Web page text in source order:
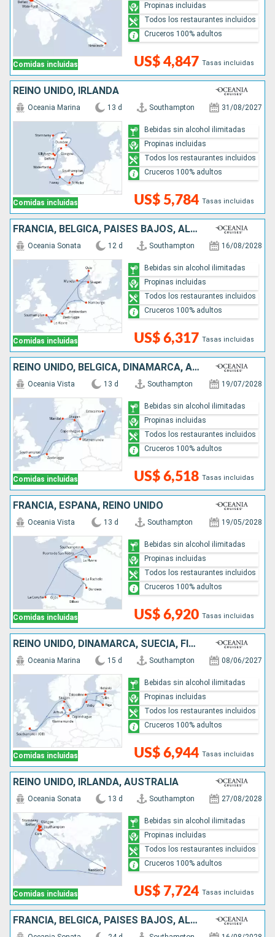
Comidas incluidas US$ 4,847 Tasas incluidas
Propinas incluidas
Todos los restaurantes incluidos
Cruceros 100% adultos
REINO UNIDO, IRLANDA
Comidas incluidas
Oceania Marina 13 d Southampton 31/08/2027
US$ 5,784 Tasas incluidas
Bebidas sin alcohol ilimitadas
Propinas incluidas
Todos los restaurantes incluidos
Cruceros 100% adultos
FRANCIA, BÉLGICA, PAISES BAJOS, ALEMANIA, NORUEGA, DINAMARCA, REINO UNIDO
Comidas incluidas
Oceania Sonata 12 d Southampton 16/08/2028
US$ 6,317 Tasas incluidas
Bebidas sin alcohol ilimitadas
Propinas incluidas
Todos los restaurantes incluidos
Cruceros 100% adultos
REINO UNIDO, BÉLGICA, DINAMARCA, ALEMANIA, SUECIA, NORUEGA
Comidas incluidas
Oceania Vista 13 d Southampton 19/07/2028
US$ 6,518 Tasas incluidas
Bebidas sin alcohol ilimitadas
Propinas incluidas
Todos los restaurantes incluidos
Cruceros 100% adultos
FRANCIA, ESPAÑA, REINO UNIDO
Comidas incluidas
Oceania Vista 13 d Southampton 19/05/2028
US$ 6,920 Tasas incluidas
Bebidas sin alcohol ilimitadas
Propinas incluidas
Todos los restaurantes incluidos
Cruceros 100% adultos
REINO UNIDO, DINAMARCA, SUECIA, FINLANDIA, ESTONIA, LETONIA, ALEMANIA
Comidas incluidas
Oceania Marina 15 d Southampton 08/06/2027
US$ 6,944 Tasas incluidas
Bebidas sin alcohol ilimitadas
Propinas incluidas
Todos los restaurantes incluidos
Cruceros 100% adultos
REINO UNIDO, IRLANDA, AUSTRALIA
Comidas incluidas
Oceania Sonata 13 d Southampton 27/08/2028
US$ 7,724 Tasas incluidas
Bebidas sin alcohol ilimitadas
Propinas incluidas
Todos los restaurantes incluidos
Cruceros 100% adultos
FRANCIA, BÉLGICA, PAISES BAJOS, ALEMANIA, NORUEGA, DINAMARCA, REINO UNIDO, IRLANDA, AUSTRALIA